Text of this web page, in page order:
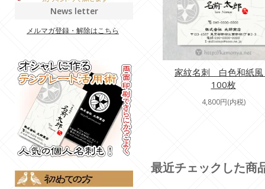
家紋名刺 白色和紙
100枚
4,800円(内税)
最近チェックした商
News letter
メルマガ登録・解除はこちら